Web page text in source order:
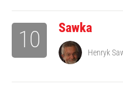
Sawka
10 Henryk